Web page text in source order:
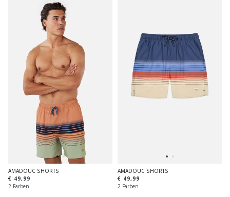
AMADOUC SHORTS
€ 49,99
2 Farben
AMADOUC SHORTS
€ 49,99
2 Farben